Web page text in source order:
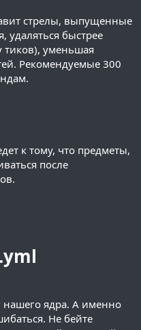
стрелы, выпущенные
быстрее
тиков), уменьшая
Рекомендуемые 300
к тому, что предметы,
после
ядра. А именно
Не бейте